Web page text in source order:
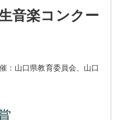
音楽コンクー
：山口県教育委員会、山口